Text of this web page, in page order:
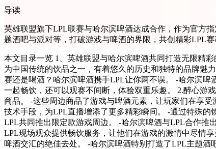
导读
英雄联盟旗下LPL联赛与哈尔滨啤酒达成合作，作为官方
题酒吧与派对等，打破游戏与啤酒的界限，共创精彩LPL赛
本文目录一览 1、英雄联盟与哈尔滨啤酒共同打造无限精彩的LPL赛事体验 作为全球最受欢迎的电子竞技游戏之一，英雄联盟（LPL）吸引了来自世界各地的无数游戏玩家。而哈尔滨啤酒作
为中国传统的饮品之一，有着悠久的历史和独特的品牌魅力
赛还是喝酒？哈尔滨啤酒携手LPL让你两不误。 -哈尔滨啤酒作为LPL官方指定合作伙伴，为观众提供了独特的现场观赛体验。 -不仅可以品味到正宗的哈尔滨啤酒，在欢乐的氛围中与伙伴们
一起畅饮，还可以观赛不间断，体验双重乐趣。 2.醉心游戏，乐在其中：哈尔滨啤酒LPL定制礼盒的惊喜之处。 -哈尔滨啤酒特别定制了LPL主题礼盒，每个礼盒中都含有一款限量版LPL周边
商品。 -这些周边商品了游戏与啤酒元素，让玩家们在享受游戏的同时，也能收获独特的纪念品。 3.精彩瞬间，尽在直播：哈尔滨啤酒为LPL直播带来全新视觉体验。 -哈尔滨啤酒借助先进的
技术手段，为LPL直播增添了更多精彩瞬间。 -通过特殊的镜头设置和画面切换，观众可以近距离感受到选手们的实时表现，加深对比赛的沉浸感。 4.打破界限，联合创新：哈尔滨啤酒与
LPL共同推出限定款游戏周边。 -哈尔滨啤酒与LPL合作推出了一系列限定款游戏周边产品，包括T恤、酒杯等。 5.游戏与啤酒的美妙结合：哈尔滨啤酒为LPL带来畅饮服务。 -哈尔滨啤酒为
LPL现场观众提供畅饮服务，让他们在游戏的激情中尽情享受啤酒的美味。 -这种结合不仅让观众们度过了愉快的时光，也为LPL赛事增添了更多的魅
啤酒交汇的绝佳去处。 -哈尔滨啤酒特别打造了LPL主题酒吧，为游戏玩家提供了一个专属的聚会场所。 -在这里，玩家们可以与朋友一起观看比赛、品尝啤酒，并参与到各种有奖竞猜和互动